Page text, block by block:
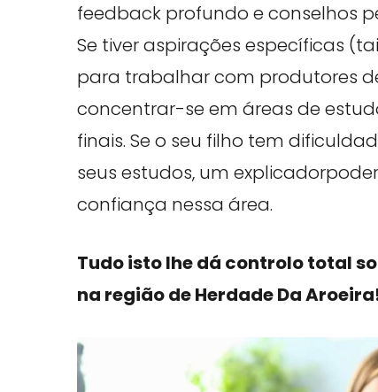
feedback profundo e conselhos
Se tiver aspirações específicas
para trabalhar com produtores
concentrar-se em áreas de
finais. Se o seu filho tem
seus estudos, um
confiança nessa área.
Tudo isto lhe dá controlo total
na região de Herdade Da